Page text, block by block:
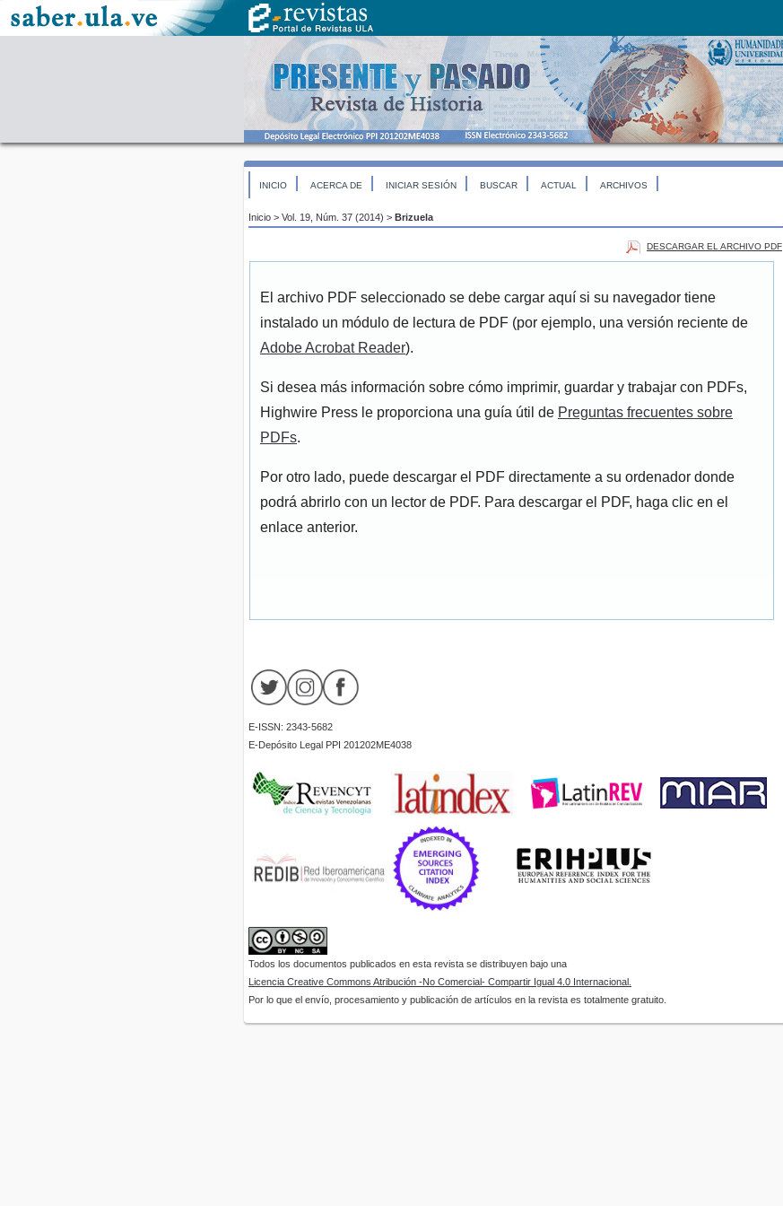
INICIO ACERCA DE INICIAR SESIÓN BUSCAR ACTUAL ARCHIVOS
Inicio > Vol. 19, Núm. 37 (2014) > Brizuela
DESCARGAR EL ARCHIVO PDF
El archivo PDF seleccionado se debe cargar aquí si su navegador tiene
instalado un módulo de lectura de PDF (por ejemplo, una versión reciente de
Adobe Acrobat Reader).
Si desea más información sobre cómo imprimir, guardar y trabajar con PDFs,
Highwire Press le proporciona una guía útil de Preguntas frecuentes sobre
PDFs.
Por otro lado, puede descargar el PDF directamente a su ordenador donde
podrá abrirlo con un lector de PDF. Para descargar el PDF, haga clic en el
enlace anterior.
E-ISSN: 2343-5682
E-Depósito Legal PPI 201202ME4038
Todos los documentos publicados en esta revista se distribuyen bajo una
Licencia Creative Commons Atribución -No Comercial- Compartir Igual 4.0 Internacional.
Por lo que el envío, procesamiento y publicación de artículos en la revista es totalmente gratuito.